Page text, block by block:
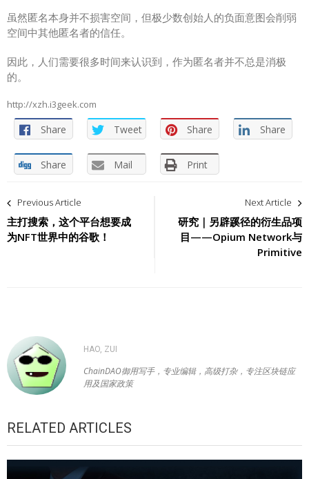
虽然匿名本身并不损害空间，但极少数创始人的负面意图会削弱
空间中其他匿名者的信任。
因此，人们需要很多时间来认识到，作为匿名者并不总是消极
的。
http://xzh.i3geek.com
Share Tweet Share Share
Share Mail Print
文
章
导
Previous Article
主打搜索，这个平台想要成
为NFT世界中的谷歌！
Next Article
研究｜另辟蹊径的衍生品项
目——Opium Network与
Primitive
HAO, ZUI
ChainDAO御用写手，专业编辑，高级打杂，专注区块链应
用及国家政策
RELATED ARTICLES